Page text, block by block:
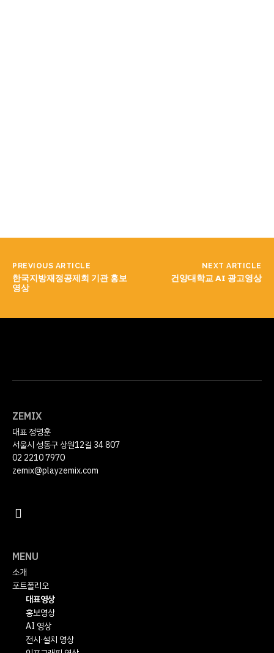
PREVIOUS ARTICLE
한국지방재정공제회 기관 홍보
영상
NEXT ARTICLE
건양대학교 AI 광고영상
ZEMIX
대표 정명훈
서울시 성동구 상원12길 34 807
02 2210 7970
zemix@playzemix.com
MENU
소개
포트폴리오
대표영상
홍보영상
AI 영상
전시·설치 영상